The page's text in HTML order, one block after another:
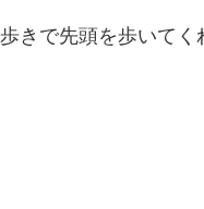
きで先頭を歩いてく